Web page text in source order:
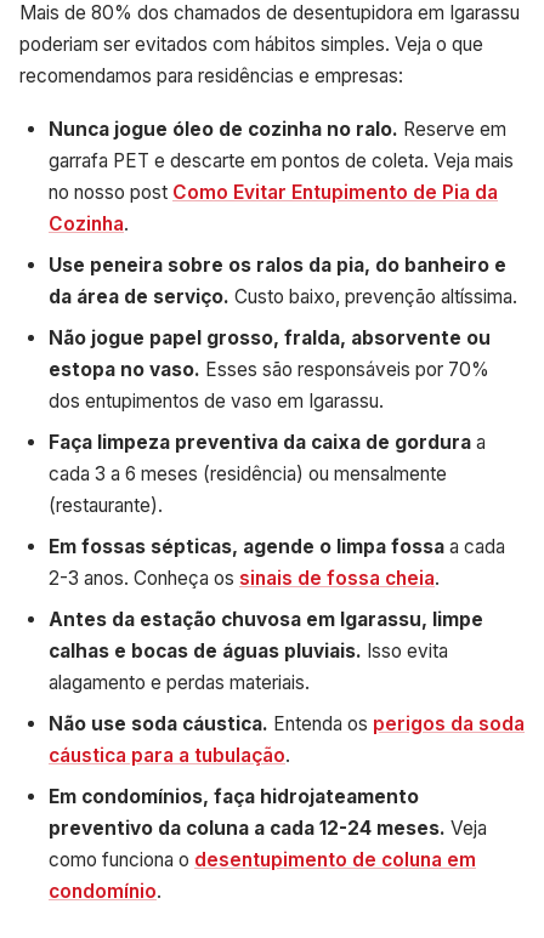
Mais de 80% dos chamados de desentupidora em Igarassu
poderiam ser evitados com hábitos simples. Veja o que
recomendamos para residências e empresas:
Nunca jogue óleo de cozinha no ralo. Reserve em
garrafa PET e descarte em pontos de coleta. Veja mais
no nosso post Como Evitar Entupimento de Pia da
Cozinha.
Use peneira sobre os ralos da pia, do banheiro e
da área de serviço. Custo baixo, prevenção altíssima.
Não jogue papel grosso, fralda, absorvente ou
estopa no vaso. Esses são responsáveis por 70%
dos entupimentos de vaso em Igarassu.
Faça limpeza preventiva da caixa de gordura a
cada 3 a 6 meses (residência) ou mensalmente
(restaurante).
Em fossas sépticas, agende o limpa fossa a cada
2-3 anos. Conheça os sinais de fossa cheia.
Antes da estação chuvosa em Igarassu, limpe
calhas e bocas de águas pluviais. Isso evita
alagamento e perdas materiais.
Não use soda cáustica. Entenda os perigos da soda
cáustica para a tubulação.
Em condomínios, faça hidrojateamento
preventivo da coluna a cada 12-24 meses. Veja
como funciona o desentupimento de coluna em
condomínio.